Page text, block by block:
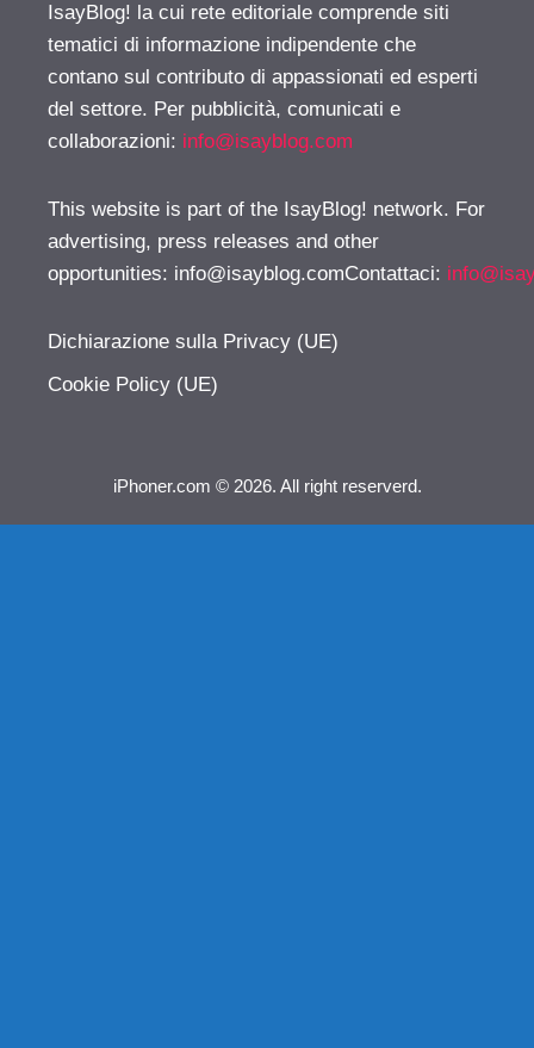
IsayBlog! la cui rete editoriale comprende siti
tematici di informazione indipendente che
contano sul contributo di appassionati ed esperti
del settore. Per pubblicità, comunicati e
collaborazioni: info@isayblog.com
This website is part of the IsayBlog! network. For
advertising, press releases and other
opportunities: info@isayblog.comContattaci:
Dichiarazione sulla Privacy (UE)
Cookie Policy (UE)
iPhoner.com © 2026. All right reserverd.